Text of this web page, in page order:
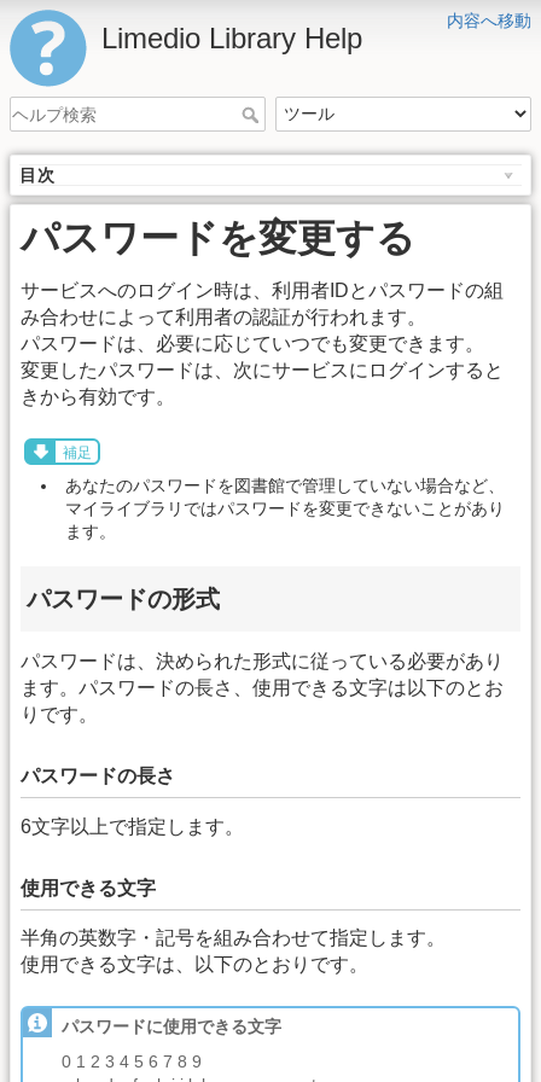
内容へ移動
Limedio Library Help
目次
パスワードを変更する
サービスへのログイン時は、利用者IDとパスワードの組
み合わせによって利用者の認証が行われます。
パスワードは、必要に応じていつでも変更できます。
変更したパスワードは、次にサービスにログインすると
きから有効です。
補足
あなたのパスワードを図書館で管理していない場合など、
マイライブラリではパスワードを変更できないことがあり
ます。
パスワードの形式
パスワードは、決められた形式に従っている必要があり
ます。パスワードの長さ、使用できる文字は以下のとお
りです。
パスワードの長さ
6文字以上で指定します。
使用できる文字
半角の英数字・記号を組み合わせて指定します。
使用できる文字は、以下のとおりです。
パスワードに使用できる文字
0 1 2 3 4 5 6 7 8 9